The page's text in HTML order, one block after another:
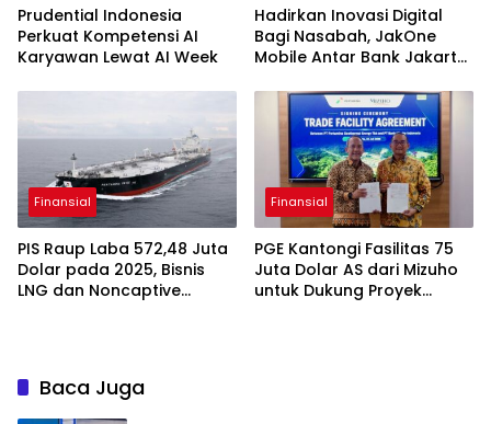
Prudential Indonesia
Perkuat Kompetensi AI
Karyawan Lewat AI Week
Hadirkan Inovasi Digital
Bagi Nasabah, JakOne
Mobile Antar Bank Jakarta
Excellence Awards 2026
Finansial
PIS Raup Laba 572,48 Juta
Dolar pada 2025, Bisnis
LNG dan Noncaptive
Finansial
PGE Kantongi Fasilitas 75
Juta Dolar AS dari Mizuho
untuk Dukung Proyek
Baca Juga